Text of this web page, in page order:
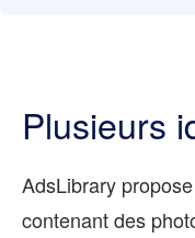
Plusieurs
AdsLibrary
contenant des